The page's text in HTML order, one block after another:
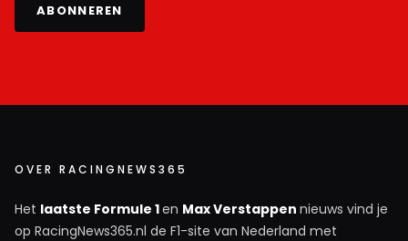
ABONNEREN
OVER RACINGNEWS365
Het laatste Formule 1en Max Verstappen nieuws vind je
op RacingNews365.nl de F1-site van Nederland met